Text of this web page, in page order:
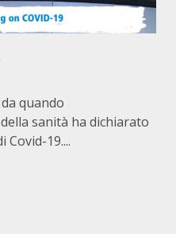
quando
sanità ha dichiarato
19....